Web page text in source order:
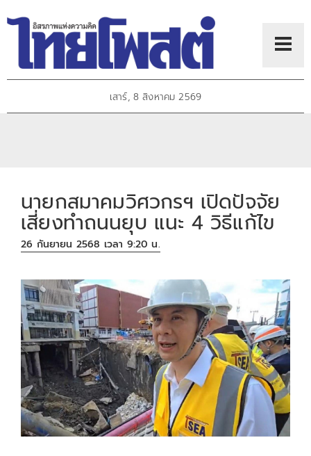
เสาร์, 8 สิงหาคม 2569
นายกสมาคมวิศวกรฯ เปิดปัจจัย
เสี่ยงทำถนนยุบ แนะ 4 วิธีแก้ไข
26 กันยายน 2568 เวลา 9:20 น.